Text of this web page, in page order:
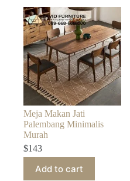
Meja Makan Jati
Palembang Minimalis
Murah
$143
Add to cart